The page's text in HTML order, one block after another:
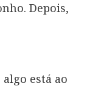
Depois,
está ao